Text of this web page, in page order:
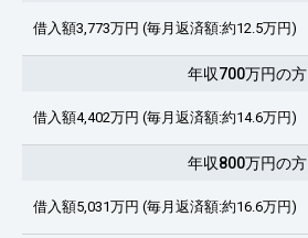
借入額3,773万円 (毎月返済額:約12.5万円)
年収700万円の方
借入額4,402万円 (毎月返済額:約14.6万円)
年収800万円の方
借入額5,031万円 (毎月返済額:約16.6万円)